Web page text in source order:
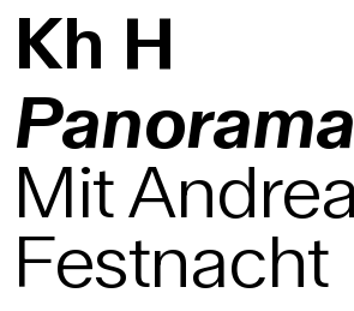
Kh H
Mit
Festnacht